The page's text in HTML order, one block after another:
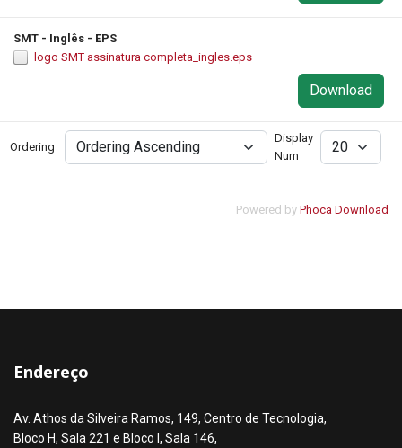
SMT - Inglês - EPS
logo SMT assinatura completa_ingles.eps
Download
Ordering
Display
Num
Powered by Phoca Download
Endereço
Av. Athos da Silveira Ramos, 149, Centro de Tecnologia,
Bloco H, Sala 221 e Bloco I, Sala 146,